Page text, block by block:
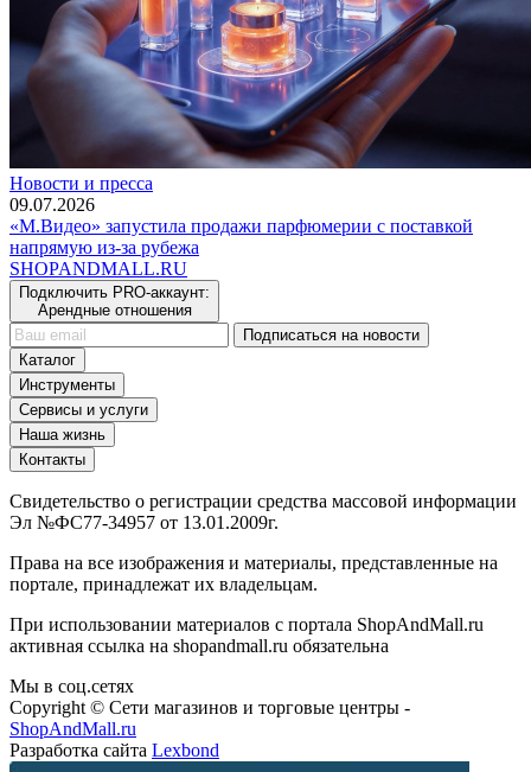
Новости и пресса
09.07.2026
«М.Видео» запустила продажи парфюмерии с поставкой
напрямую из-за рубежа
SHOPANDMALL.RU
Подключить PRO-аккаунт:
Арендные отношения
Подписаться на новости
Каталог
Инструменты
Сервисы и услуги
Наша жизнь
Контакты
Свидетельство о регистрации средства массовой информации
Эл №ФС77-34957 от 13.01.2009г.
Права на все изображения и материалы, представленные на
портале, принадлежат их владельцам.
При использовании материалов с портала ShopAndMall.ru
активная ссылка на shopandmall.ru обязательна
Мы в соц.сетях
Copyright © Сети магазинов и торговые центры -
ShopAndMall.ru
Разработка сайта Lexbond